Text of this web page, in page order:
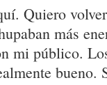
Quiero
más
mi público.
bueno.